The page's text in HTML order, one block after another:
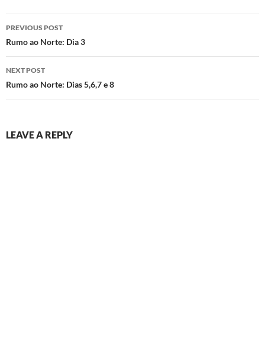
Post
navigation
PREVIOUS POST
Rumo ao Norte: Dia 3
NEXT POST
Rumo ao Norte: Dias 5,6,7 e 8
LEAVE A REPLY